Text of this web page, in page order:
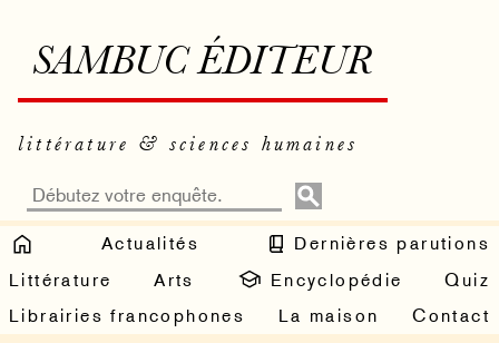
SAMBUC ÉDITEUR
littérature & sciences humaines
Actualités
Dernières parutions
Littérature
Arts Encyclopédie
Quiz
Librairies francophones
La maison Contact